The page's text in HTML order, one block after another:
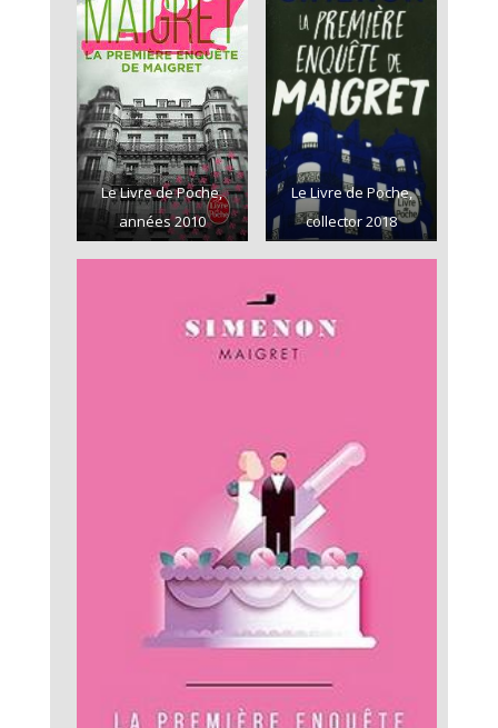
Le Livre de Poche,
années 2010
Le Livre de Poche,
collector 2018